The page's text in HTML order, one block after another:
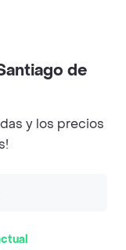
tenemos
de
y los precios